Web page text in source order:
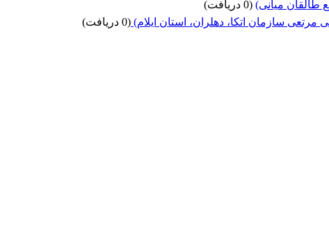
(0 دریافت)
سازمان اتکا، دهلران، استان ایلام) (0 دریافت)